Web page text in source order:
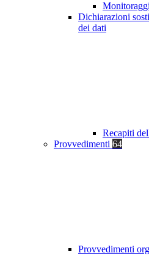
Dichiarazioni
dei dati
Recapiti
Provvedimenti 64
Provvedimenti